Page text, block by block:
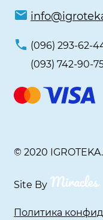
(096) 293-62-
(093) 742-90-
© 2020
Site By
Политика